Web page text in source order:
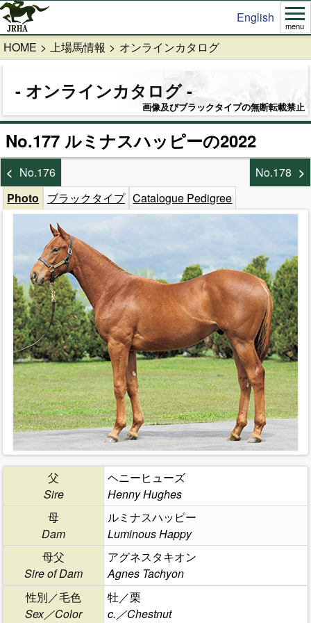
English
menu
HOME 上場馬情報 オンラインカタログ
オンラインカタログ
画像及びブラックタイプの無断転載禁止
No.177 ルミナスハッピーの2022
No.176
No.178
Photo
ブラックタイプ Catalogue Pedigree
父
Sire
ヘニーヒューズ
Henny Hughes
母
Dam
ルミナスハッピー
Luminous Happy
母父
Sire of Dam
アグネスタキオン
Agnes Tachyon
性別／毛色
Sex／Color
牡／栗
c.／Chestnut